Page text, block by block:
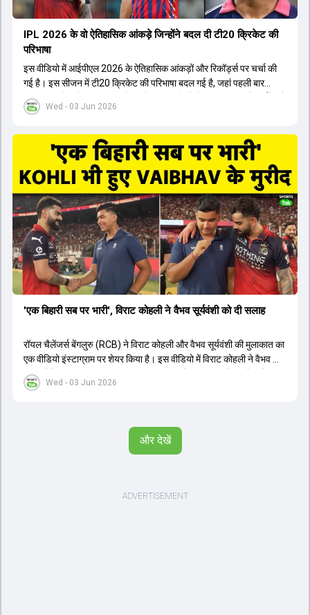
Wed - 03 Jun 2026
IPL 2026 के वो ऐतिहासिक आंकड़े जिन्होंने बदल दी टी20 क्रिकेट की
परिभाषा
इस वीडियो में आईपीएल 2026 के ऐतिहासिक आंकड़ों और रिकॉर्ड्स पर चर्चा की
गई है। इस सीजन में टी20 क्रिकेट की परिभाषा बदल गई है, जहां पहली बार
भारतीय बल्लेबाजों का स्ट्राइक रेट विदेशी खिलाड़ियों से ज्यादा रहा। पूरे टूर्नामेंट में
1426 छक्के लगे और 65 बार टीमों ने 200 से ज्यादा का स्कोर बनाया, जो एक
स्ट्राइक रेट के साथ मोस्ट वैल्युएबल प्लेयर का खिताब जीता। इसके अलावा पंजाब
और बेंगलुरु के प्रदर्शन के साथ-साथ लक्ष्य का पीछा करने वाली टीमों की सफलता
के आंकड़ों का भी विश्लेषण किया गया है।
Wed - 03 Jun 2026
'एक बिहारी सब पर भारी', विराट कोहली ने वैभव सूर्यवंशी को दी सलाह
रॉयल चैलेंजर्स बेंगलुरु (RCB) ने विराट कोहली और वैभव सूर्यवंशी की मुलाकात का
एक वीडियो इंस्टाग्राम पर शेयर किया है। इस वीडियो में विराट कोहली ने वैभव को
सलाह देते हुए कहा, 'एक बिहारी सब पर भारी। बस गेम खत्म।' कोहली ने उन्हें खुद
पर विश्वास रखने और नकारात्मक बातों पर ध्यान न देने की सलाह दी। आईपीएल
सीरीज खेलेंगे। वहीं, विराट कोहली लंदन रवाना हो गए हैं और अगली वनडे सीरीज में
और देखें